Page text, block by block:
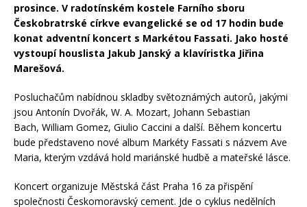
prosince. V radotínském kostele Farního sboru
Českobratrské církve evangelické se od 17 hodin bude
konat adventní koncert s Markétou Fassati. Jako hosté
vystoupí houslista Jakub Janský a klavíristka Jiřina
Marešová.
Posluchačům nabídnou skladby světoznámých autorů, jakými
jsou Antonín Dvořák, W. A. Mozart, Johann Sebastian
Bach, William Gomez, Giulio Caccini a další. Během koncertu
bude představeno nové album Markéty Fassati s názvem Ave
Maria, kterým vzdává hold mariánské hudbě a mateřské lásce.
Koncert organizuje Městská část Praha 16 za přispění
společnosti Českomoravský cement. Jde o cyklus nedělních